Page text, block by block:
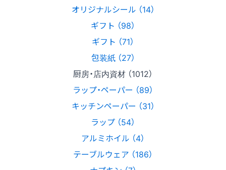
オリジナルシール （14）
ギフト （98）
ギフト （71）
包装紙 （27）
厨房・店内資材 （1012）
ラップ・ペーパー （89）
キッチンペーパー （31）
ラップ （54）
アルミホイル （4）
テーブルウェア （186）